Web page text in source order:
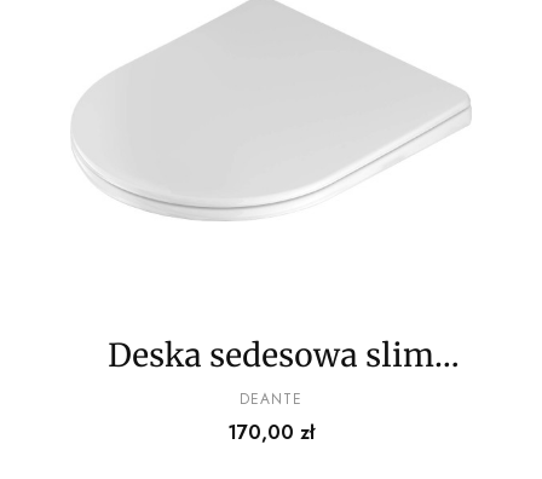
Deska sedesowa slim
wolnoopadająca
PRODUCENT
DEANTE
Cena
170,00 zł